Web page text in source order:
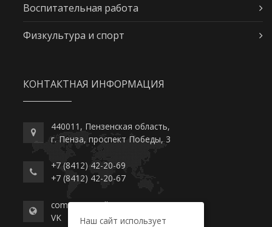
Воспитательная работа
Физкультура и спорт
КОНТАКТНАЯ ИНФОРМАЦИЯ
440011, Пензенская область,
г. Пенза, проспект Победы, 3
+7 (8412) 42-20-69
+7 (8412) 42-20-67
commerce-college.ru
VK
Наш сайт использует